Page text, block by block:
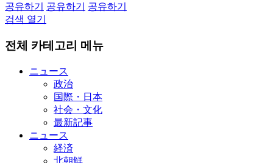
공유하기
공유하기
공유하기
검색 열기
전체 카테고리 메뉴
ニュース
政治
国際・日本
社会・文化
最新記事
ニュース
経済
北朝鮮